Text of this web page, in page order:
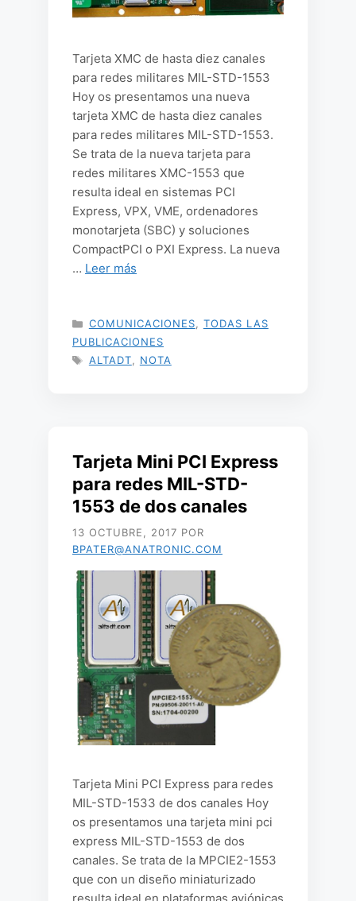
Tarjeta XMC de hasta diez canales
para redes militares MIL-STD-1553
Hoy os presentamos una nueva
tarjeta XMC de hasta diez canales
para redes militares MIL-STD-1553.
Se trata de la nueva tarjeta para
redes militares XMC-1553 que
resulta ideal en sistemas PCI
Express, VPX, VME, ordenadores
monotarjeta (SBC) y soluciones
CompactPCI o PXI Express. La nueva
… Leer más
CATEGORÍAS
COMUNICACIONES
TODAS LAS
PUBLICACIONES
ETIQUETAS
ALTADT NOTA
Tarjeta Mini PCI Express
para redes MIL-STD-
1553 de dos canales
13 OCTUBRE, 2017 POR
BPATER@ANATRONIC.COM
Tarjeta Mini PCI Express para redes
MIL-STD-1533 de dos canales Hoy
os presentamos una tarjeta mini pci
express MIL-STD-1553 de dos
canales. Se trata de la MPCIE2-1553
que con un diseño miniaturizado